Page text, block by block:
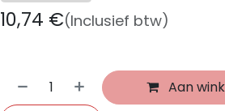
10,74 €(Inclusief btw)
Aan